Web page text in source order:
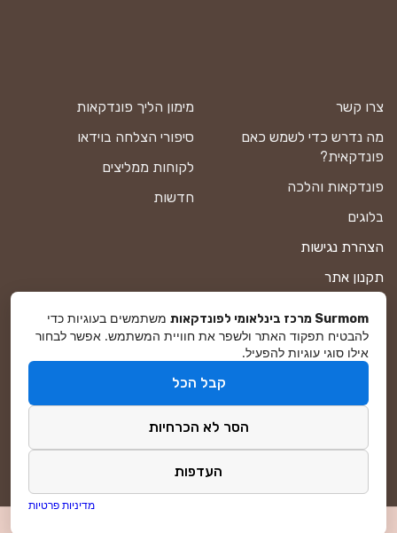
צרו קשר
מה נדרש כדי לשמש כאם
פונדקאית?
פונדקאות והלכה
בלוגים
הצהרת נגישות
תקנון אתר
מפת אתר
מימון הליך פונדקאות
סיפורי הצלחה בוידאו
לקוחות ממליצים
חדשות
פיתוח ושיווק באינטרנטDreamZone
Surmom מרכז בינלאומי לפונדקאות
משתמשים בעוגיות כדי
להבטיח תפקוד האתר ולשפר את חוויית המשתמש. אפשר לבחור
אילו סוגי עוגיות להפעיל.
קבל הכל
הסר לא הכרחיות
העדפות
מדיניות פרטיות